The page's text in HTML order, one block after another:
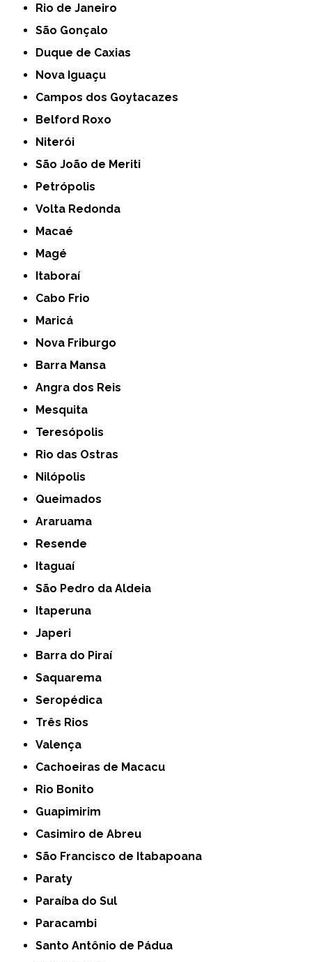
Rio de Janeiro
São Gonçalo
Duque de Caxias
Nova Iguaçu
Campos dos Goytacazes
Belford Roxo
Niterói
São João de Meriti
Petrópolis
Volta Redonda
Macaé
Magé
Itaboraí
Cabo Frio
Maricá
Nova Friburgo
Barra Mansa
Angra dos Reis
Mesquita
Teresópolis
Rio das Ostras
Nilópolis
Queimados
Araruama
Resende
Itaguaí
São Pedro da Aldeia
Itaperuna
Japeri
Barra do Piraí
Saquarema
Seropédica
Três Rios
Valença
Cachoeiras de Macacu
Rio Bonito
Guapimirim
Casimiro de Abreu
São Francisco de Itabapoana
Paraty
Paraíba do Sul
Paracambi
Santo Antônio de Pádua